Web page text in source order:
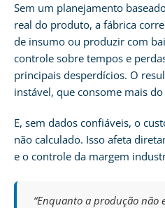
Sem um planejamento
real do produto, a fábrica
de insumo ou produzir com
controle sobre tempos e
principais desperdícios. O
instável, que consome mais
E, sem dados confiáveis, o
não calculado. Isso afeta
e o controle da margem
“Enquanto a produção não